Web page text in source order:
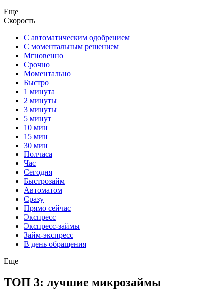
Еще
Скорость
С автоматическим одобрением
С моментальным решением
Мгновенно
Срочно
Моментально
Быстро
1 минута
2 минуты
3 минуты
5 минут
10 мин
15 мин
30 мин
Полчаса
Час
Сегодня
Быстрозайм
Автоматом
Сразу
Прямо сейчас
Экспресс
Экспресс-займы
Займ-экспресс
В день обращения
Еще
ТОП 3: лучшие микрозаймы